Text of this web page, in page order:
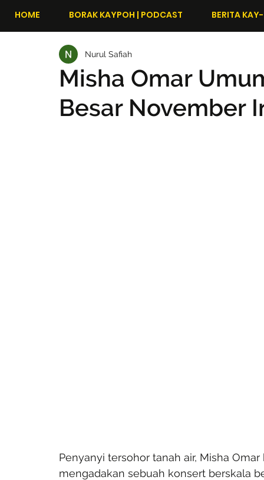
HOME BORAK KAYPOH | PODCAST BERITA
Misha Omar
Besar November
Nurul Safiah
Penyanyi tersohor tanah air, Misha
mengadakan sebuah konsert berskala